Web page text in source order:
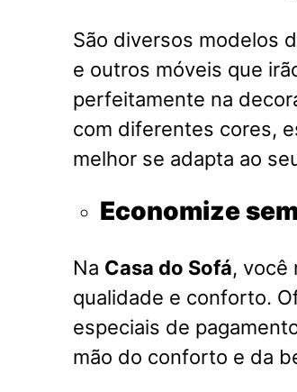
São diversos modelos
e outros móveis que
perfeitamente na
com diferentes cores,
melhor se adapta ao
Economize
Na Casa do Sofá, você
qualidade e conforto.
especiais de
mão do conforto e da